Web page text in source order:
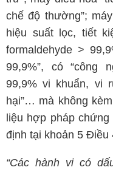
chế độ thường”;
hiệu suất lọc, tiết
formaldehyde >
99,9%”, có “công
99,9% vi khuẩn, vi
hại”… mà không
liệu hợp pháp
định tại khoản 5 Điều
“Các hành vi có